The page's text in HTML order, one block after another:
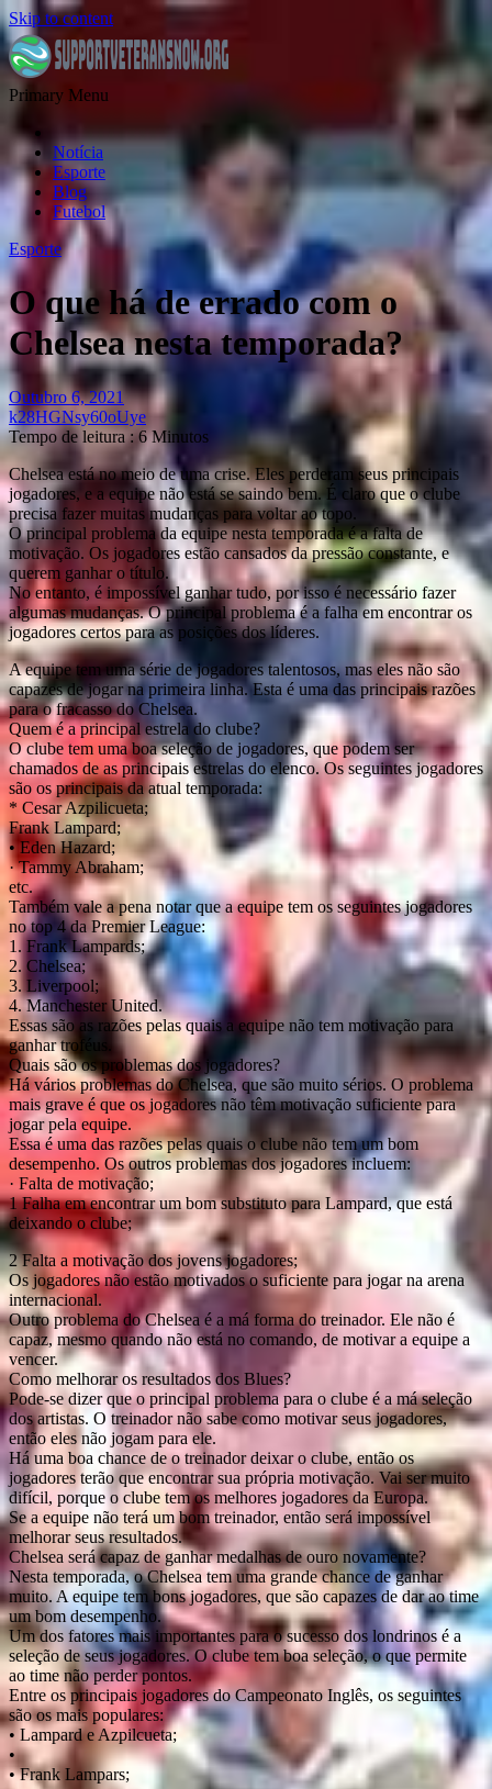
Skip to content
Primary Menu
Notícia
Esporte
Blog
Futebol
Esporte
O que há de errado com o
Chelsea nesta temporada?
Outubro 6, 2021
k28HGNsy60oUye
Tempo de leitura : 6 Minutos
Chelsea está no meio de uma crise. Eles perderam seus principais
jogadores, e a equipe não está se saindo bem. É claro que o clube
precisa fazer muitas mudanças para voltar ao topo.
O principal problema da equipe nesta temporada é a falta de
motivação. Os jogadores estão cansados da pressão constante, e
querem ganhar o título.
No entanto, é impossível ganhar tudo, por isso é necessário fazer
algumas mudanças. O principal problema é a falha em encontrar os
jogadores certos para as posições dos líderes.
A equipe tem uma série de jogadores talentosos, mas eles não são
capazes de jogar na primeira linha. Esta é uma das principais razões
para o fracasso do Chelsea.
Quem é a principal estrela do clube?
O clube tem uma boa seleção de jogadores, que podem ser
chamados de as principais estrelas do elenco. Os seguintes jogadores
são os principais da atual temporada:
* Cesar Azpilicueta;
Frank Lampard;
• Eden Hazard;
· Tammy Abraham;
etc.
Também vale a pena notar que a equipe tem os seguintes jogadores
no top 4 da Premier League:
1. Frank Lampards;
2. Chelsea;
3. Liverpool;
4. Manchester United.
Essas são as razões pelas quais a equipe não tem motivação para
ganhar troféus.
Quais são os problemas dos jogadores?
Há vários problemas do Chelsea, que são muito sérios. O problema
mais grave é que os jogadores não têm motivação suficiente para
jogar pela equipe.
Essa é uma das razões pelas quais o clube não tem um bom
desempenho. Os outros problemas dos jogadores incluem:
· Falta de motivação;
1 Falha em encontrar um bom substituto para Lampard, que está
deixando o clube;
2 Falta a motivação dos jovens jogadores;
Os jogadores não estão motivados o suficiente para jogar na arena
internacional.
Outro problema do Chelsea é a má forma do treinador. Ele não é
capaz, mesmo quando não está no comando, de motivar a equipe a
vencer.
Como melhorar os resultados dos Blues?
Pode-se dizer que o principal problema para o clube é a má seleção
dos artistas. O treinador não sabe como motivar seus jogadores,
então eles não jogam para ele.
Há uma boa chance de o treinador deixar o clube, então os
jogadores terão que encontrar sua própria motivação. Vai ser muito
difícil, porque o clube tem os melhores jogadores da Europa.
Se a equipe não terá um bom treinador, então será impossível
melhorar seus resultados.
Chelsea será capaz de ganhar medalhas de ouro novamente?
Nesta temporada, o Chelsea tem uma grande chance de ganhar
muito. A equipe tem bons jogadores, que são capazes de dar ao time
um bom desempenho.
Um dos fatores mais importantes para o sucesso dos londrinos é a
seleção de seus jogadores. O clube tem boa seleção, o que permite
ao time não perder pontos.
Entre os principais jogadores do Campeonato Inglês, os seguintes
são os mais populares:
• Lampard e Azpilcueta;
•
• Frank Lampars;